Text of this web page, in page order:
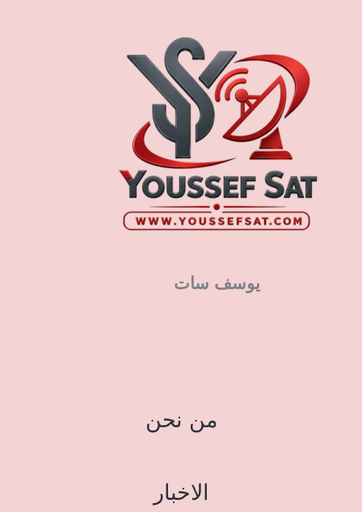
يوسف سات
من نحن
الاخبار